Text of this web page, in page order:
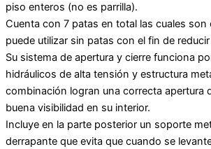
piso enteros (no es parrilla).
Cuenta con 7 patas en total las cuales son
puede utilizar sin patas con el fin de
Su sistema de apertura y cierre funciona
hidráulicos de alta tensión y estructura
combinación logran una correcta apertura
buena visibilidad en su interior.
Incluye en la parte posterior un soporte
derrapante que evita que cuando se